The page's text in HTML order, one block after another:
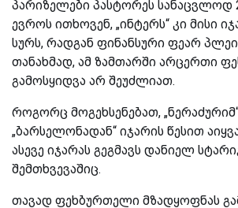
პარიზელები პასტორეს სანაცვლოდ
ევროს ითხოვენ, „ინტერს“ კი მისი
სურს, რადგან ფინანსური ფეარ
თანახმად, ამ ზამთარში არცერთი
გამოსყიდვა არ შეუძლიათ.
როგორც მოგეხსენებათ,
„ბარსელონადან“ იჯარის წესით
ასევე იჯარას გეგმავს დანიელ
შემთხვევაშიც.
თავად ფეხბურთელი მზადყოფნას